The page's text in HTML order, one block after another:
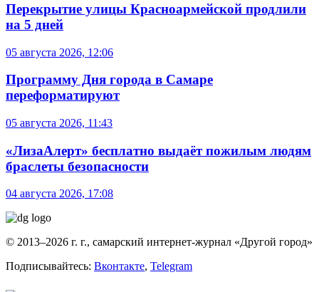
Перекрытие улицы Красноармейской продлили
на 5 дней
05 августа 2026, 12:06
Программу Дня города в Самаре
переформатируют
05 августа 2026, 11:43
«ЛизаАлерт» бесплатно выдаёт пожилым людям
браслеты безопасности
04 августа 2026, 17:08
© 2013–2026 г. г., самарский интернет-журнал «Другой город»
Подписывайтесь: Вконтакте, Telegram